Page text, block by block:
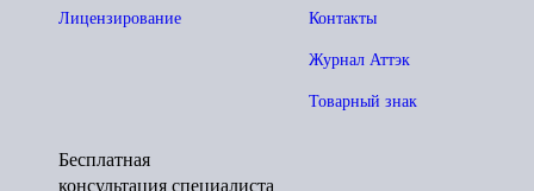
Контакты
Журнал Аттэк
Товарный знак
Лицензирование
Бесплатная
консультация специалиста